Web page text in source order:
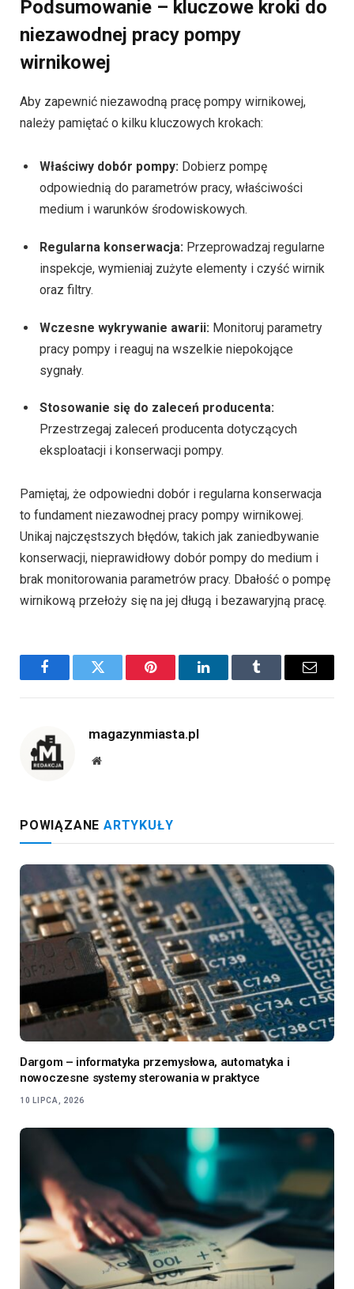
Podsumowanie – kluczowe kroki do
niezawodnej pracy pompy
wirnikowej
Aby zapewnić niezawodną pracę pompy wirnikowej,
należy pamiętać o kilku kluczowych krokach:
Właściwy dobór pompy: Dobierz pompę
odpowiednią do parametrów pracy, właściwości
medium i warunków środowiskowych.
Regularna konserwacja: Przeprowadzaj regularne
inspekcje, wymieniaj zużyte elementy i czyść wirnik
oraz filtry.
Wczesne wykrywanie awarii: Monitoruj parametry
pracy pompy i reaguj na wszelkie niepokojące
sygnały.
Stosowanie się do zaleceń producenta:
Przestrzegaj zaleceń producenta dotyczących
eksploatacji i konserwacji pompy.
Pamiętaj, że odpowiedni dobór i regularna konserwacja
to fundament niezawodnej pracy pompy wirnikowej.
Unikaj najczęstszych błędów, takich jak zaniedbywanie
konserwacji, nieprawidłowy dobór pompy do medium i
brak monitorowania parametrów pracy. Dbałość o pompę
wirnikową przełoży się na jej długą i bezawaryjną pracę.
FacebookTwitter Pinterest LinkedInTumblr Email
magazynmiasta.pl
Website
POWIĄZANE ARTYKUŁY
Dargom – informatyka przemysłowa, automatyka i
nowoczesne systemy sterowania w praktyce
10 LIPCA, 2026